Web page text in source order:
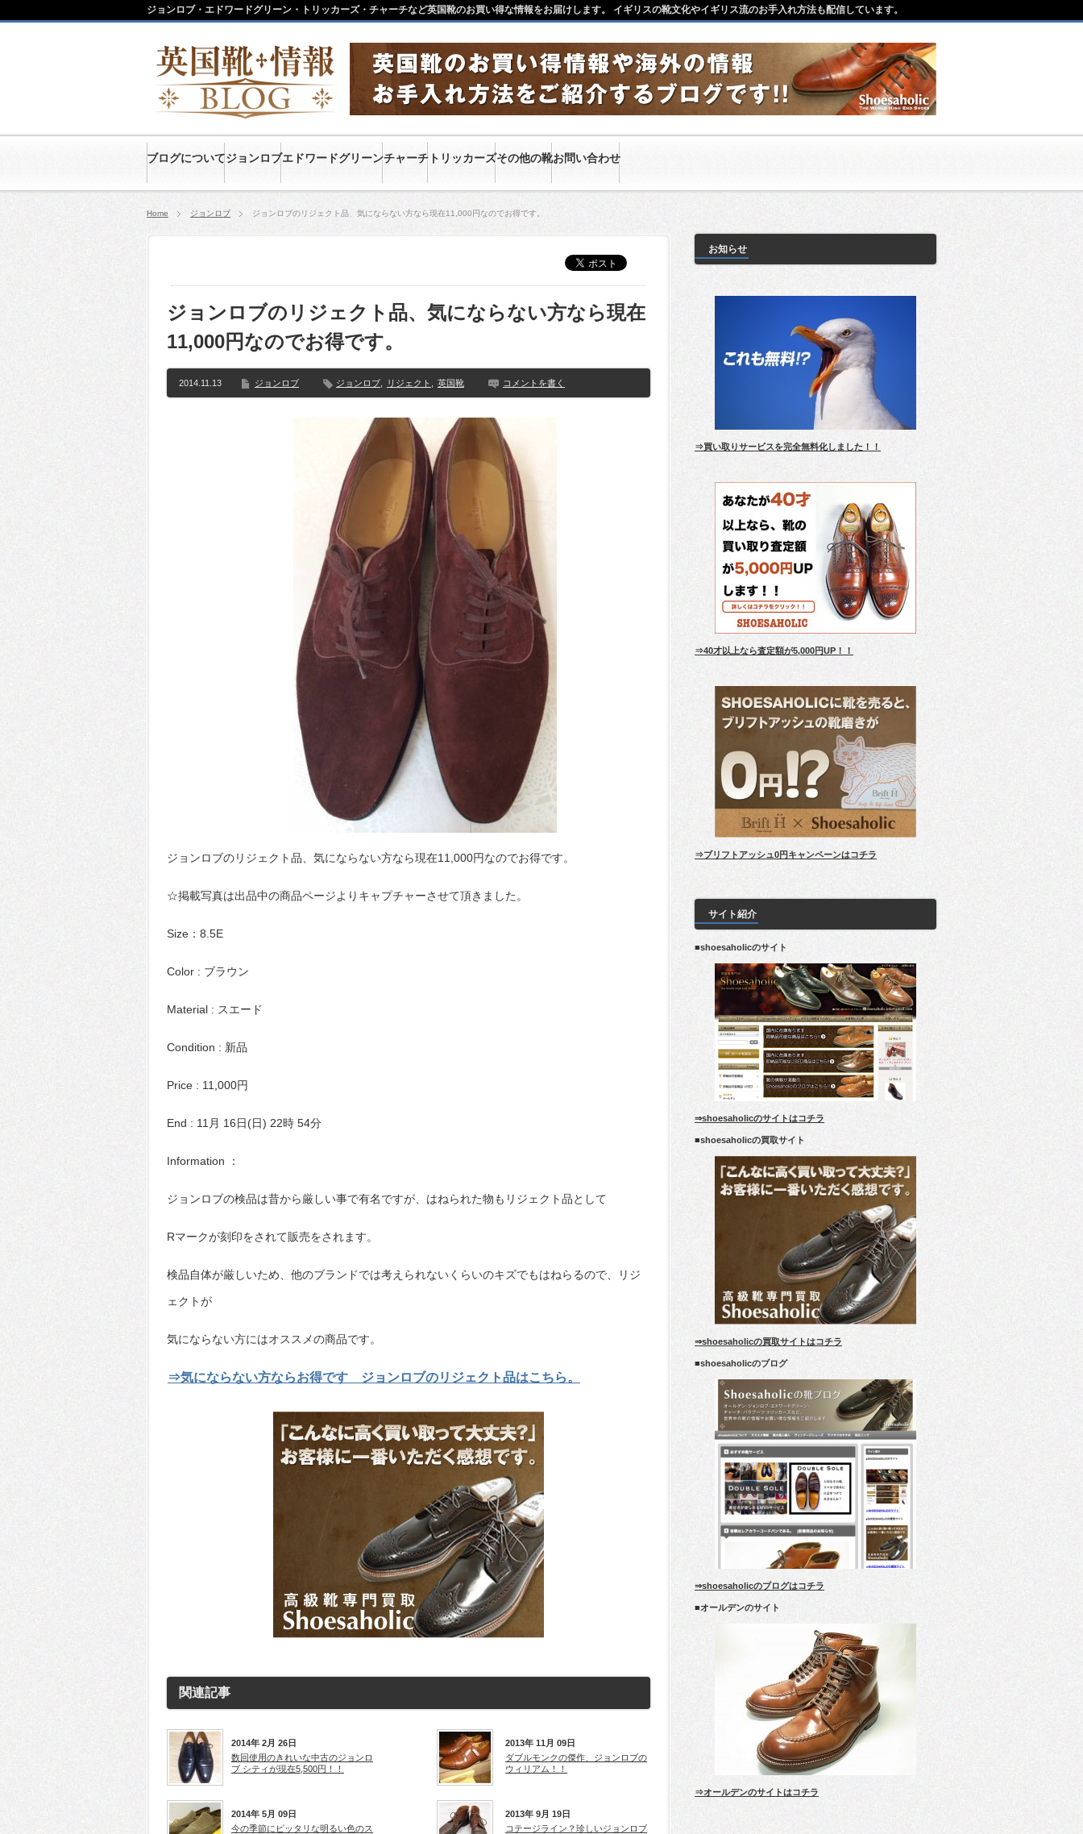
ブログについてジョンロブエドワードグリーンチャーチ トリッカーズその他の靴お問い合わせ
ジョンロブ・エドワードグリーン・トリッカーズ・チャーチなど英国靴のお買い得な情報をお届けします。 イギリスの靴文化やイギリス流のお手入れ方法も配信しています。
Home ジョンロブ ジョンロブのリジェクト品、気にならない方なら現在11,000円なのでお得です。
ジョンロブのリジェクト品、気にならない方なら現在
11,000円なのでお得です。
2014.11.13 ジョンロブ ジョンロブ リジェクト 英国靴 コメントを書く
ジョンロブのリジェクト品、気にならない方なら現在11,000円なのでお得です。
☆掲載写真は出品中の商品ページよりキャプチャーさせて頂きました。
Size：8.5E
Color : ブラウン
Material : スエード
Condition : 新品
Price : 11,000円
End : 11月 16日(日) 22時 54分
Information ：
ジョンロブの検品は昔から厳しい事で有名ですが、はねられた物もリジェクト品として
Rマークが刻印をされて販売をされます。
検品自体が厳しいため、他のブランドでは考えられないくらいのキズでもはねらるので、リジ
ェクトが
気にならない方にはオススメの商品です。
⇒気にならない方ならお得です ジョンロブのリジェクト品はこちら。
関連記事
2014年 2月 26日
数回使用のきれいな中古のジョンロ
ブ シティが現在5,500円！！
2013年 11月 09日
ダブルモンクの傑作、ジョンロブの
ウィリアム！！
2014年 5月 09日
今の季節にピッタリな明るい色のス
2013年 9月 19日
コテージライン？珍しいジョンロブ
お知らせ
⇒買い取りサービスを完全無料化しました！！
⇒40才以上なら査定額が5,000円UP！！
⇒ブリフトアッシュ0円キャンペーンはコチラ
サイト紹介
■shoesaholicのサイト
⇒shoesaholicのサイトはコチラ
■shoesaholicの買取サイト
⇒shoesaholicの買取サイトはコチラ
■shoesaholicのブログ
⇒shoesaholicのブログはコチラ
■オールデンのサイト
⇒オールデンのサイトはコチラ